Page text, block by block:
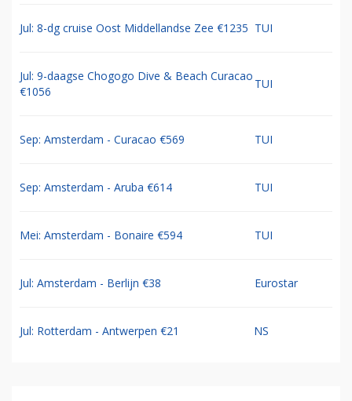
Jul: 8-dg cruise Oost Middellandse Zee €1235 TUI
Jul: 9-daagse Chogogo Dive & Beach Curacao
€1056
TUI
Sep: Amsterdam - Curacao €569 TUI
Sep: Amsterdam - Aruba €614 TUI
Mei: Amsterdam - Bonaire €594 TUI
Jul: Amsterdam - Berlijn €38 Eurostar
Jul: Rotterdam - Antwerpen €21 NS